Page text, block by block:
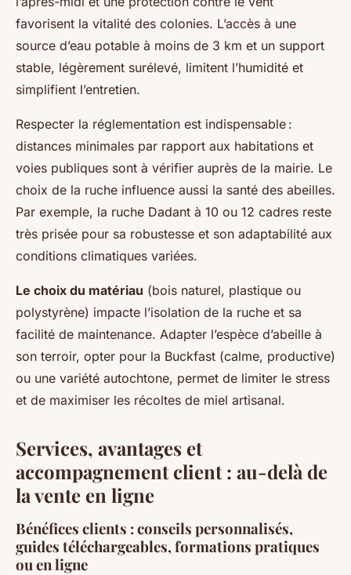
favorisent la vitalité des colonies. L’accès à une
source d’eau potable à moins de 3 km et un support
stable, légèrement surélevé, limitent l’humidité et
simplifient l’entretien.
Respecter la réglementation est indispensable :
distances minimales par rapport aux habitations et
voies publiques sont à vérifier auprès de la mairie. Le
choix de la ruche influence aussi la santé des abeilles.
Par exemple, la ruche Dadant à 10 ou 12 cadres reste
très prisée pour sa robustesse et son adaptabilité aux
conditions climatiques variées.
Le choix du matériau (bois naturel, plastique ou
polystyrène) impacte l’isolation de la ruche et sa
facilité de maintenance. Adapter l’espèce d’abeille à
son terroir, opter pour la Buckfast (calme, productive)
ou une variété autochtone, permet de limiter le stress
et de maximiser les récoltes de miel artisanal.
Services, avantages et
accompagnement client : au-delà de
la vente en ligne
Bénéfices clients : conseils personnalisés,
guides téléchargeables, formations pratiques
ou en ligne